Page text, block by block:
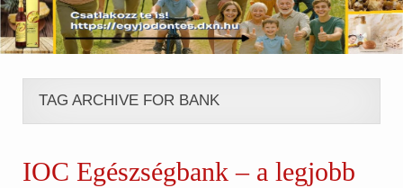
TAG ARCHIVE FOR BANK
IOC Egészségbank – a legjobb